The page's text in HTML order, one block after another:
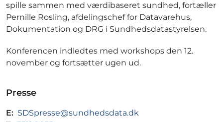
spille sammen med værdibaseret sundhed, fortæller
Pernille Rosling, afdelingschef for Datavarehus,
Dokumentation og DRG i Sundhedsdatastyrelsen.
Konferencen indledtes med workshops den 12.
november og fortsætter ugen ud.
Presse
E: SDSpresse@sundhedsdata.dk